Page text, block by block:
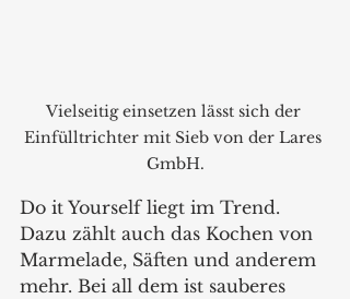
Vielseitig einsetzen lässt sich der
Einfülltrichter mit Sieb von der Lares
GmbH.
Do it Yourself liegt im Trend.
Dazu zählt auch das Kochen von
Marmelade, Säften und anderem
mehr. Bei all dem ist sauberes